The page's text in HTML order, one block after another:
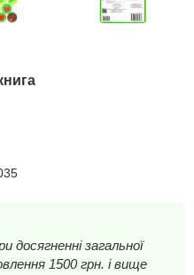
досягненні загальної
1500 грн. і вище